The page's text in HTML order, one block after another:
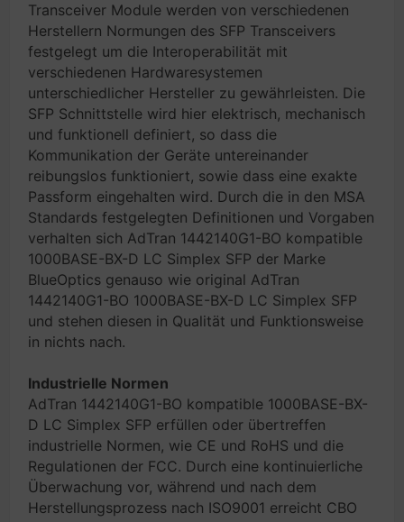
Transceiver Module werden von verschiedenen
Herstellern Normungen des SFP Transceivers
festgelegt um die Interoperabilität mit
verschiedenen Hardwaresystemen
unterschiedlicher Hersteller zu gewährleisten. Die
SFP Schnittstelle wird hier elektrisch, mechanisch
und funktionell definiert, so dass die
Kommunikation der Geräte untereinander
reibungslos funktioniert, sowie dass eine exakte
Passform eingehalten wird. Durch die in den MSA
Standards festgelegten Definitionen und Vorgaben
verhalten sich AdTran 1442140G1-BO kompatible
1000BASE-BX-D LC Simplex SFP der Marke
BlueOptics genauso wie original AdTran
1442140G1-BO 1000BASE-BX-D LC Simplex SFP
und stehen diesen in Qualität und Funktionsweise
in nichts nach.
Industrielle Normen
AdTran 1442140G1-BO kompatible 1000BASE-BX-
D LC Simplex SFP erfüllen oder übertreffen
industrielle Normen, wie CE und RoHS und die
Regulationen der FCC. Durch eine kontinuierliche
Überwachung vor, während und nach dem
Herstellungsprozess nach ISO9001 erreicht CBO